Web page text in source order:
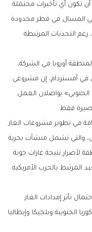
تكون أي تأخيرات محتملة
المسال في قطر محدودة
التحديات المرتبطة
أوروبا في الشركة،
في أمستردام، إن مشروعي
يواصلان العمل
فقط.
في تطوير مشروعات الغاز
والتي تشمل منشآت بحرية
لأضرار نتيجة غارات جوية
بالحرب الأمريكية
تأثر إمدادات الغاز
الجنوبية وبلجيكا وإيطاليا